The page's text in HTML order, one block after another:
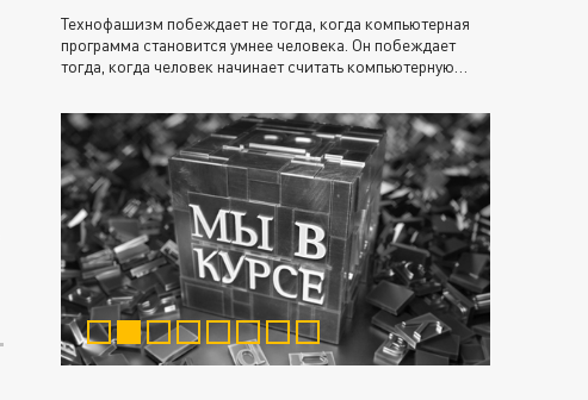
Технофашизм побеждает не тогда, когда компьютерная
программа становится умнее человека. Он побеждает
тогда, когда человек начинает считать компьютерную